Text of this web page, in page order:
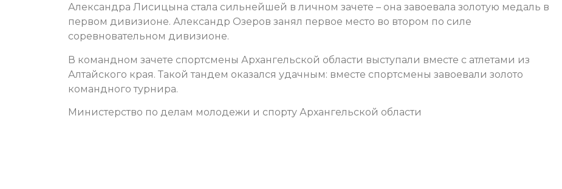
Александра Лисицына стала сильнейшей в личном зачете – она завоевала золотую медаль в
первом дивизионе. Александр Озеров занял первое место во втором по силе
соревновательном дивизионе.
В командном зачете спортсмены Архангельской области выступали вместе с атлетами из
Алтайского края. Такой тандем оказался удачным: вместе спортсмены завоевали золото
командного турнира.
Министерство по делам молодежи и спорту Архангельской области